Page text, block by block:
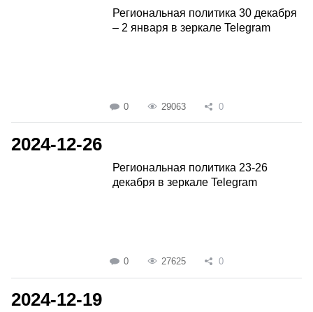
Региональная политика 30 декабря
– 2 января в зеркале Telegram
0 29063 0
2024-12-26
Региональная политика 23-26
декабря в зеркале Telegram
0 27625 0
2024-12-19